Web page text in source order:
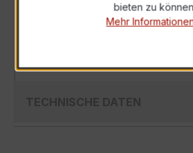
Der Wickelstromwandler WSK
Kl.1 ist ein kompakter,
TECHNISCHE DATEN
bieten zu
Mehr